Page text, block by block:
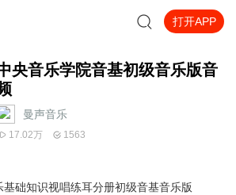
打开APP
央音乐学院音基初级音乐版音
曼声音乐
17.02万 1563
础知识视唱练耳分册初级音基音乐版